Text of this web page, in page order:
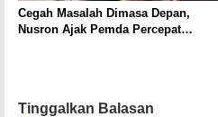
Cegah Masalah Dimasa Depan,
Nusron Ajak Pemda Percepat
Tinggalkan Balasan